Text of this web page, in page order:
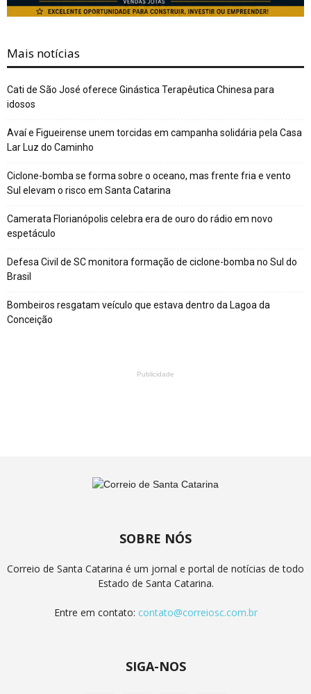
Mais notícias
Cati de São José oferece Ginástica Terapêutica Chinesa para
idosos
Avaí e Figueirense unem torcidas em campanha solidária pela Casa
Lar Luz do Caminho
Ciclone-bomba se forma sobre o oceano, mas frente fria e vento
Sul elevam o risco em Santa Catarina
Camerata Florianópolis celebra era de ouro do rádio em novo
espetáculo
Defesa Civil de SC monitora formação de ciclone-bomba no Sul do
Brasil
Bombeiros resgatam veículo que estava dentro da Lagoa da
Conceição
Publicidade
SOBRE NÓS
Correio de Santa Catarina é um jornal e portal de notícias de todo
Estado de Santa Catarina.
Entre em contato: contato@correiosc.com.br
SIGA-NOS